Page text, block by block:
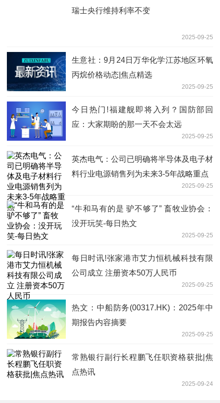
瑞士央行维持利率不变
2025-09-25
生意社：9月24日万华化学江苏地区环氧
丙烷价格动态|焦点精选
2025-09-25
今日热门!福建舰即将入列？国防部回
应：大家期盼的那一天不会太远
2025-09-25
英杰电气：公司已明确将半导体及电子材
料行业电源销售列为未来3-5年战略重点
2025-09-25
“牛和马有的是 驴不够了” 畜牧业协会：
没开玩笑-每日热文
2025-09-25
每日时讯!张家港市艾力恒机械科技有限
公司成立 注册资本50万人民币
2025-09-25
热文：中船防务(00317.HK)：2025年中
期报告内容摘要
2025-09-25
常熟银行副行长程鹏飞任职资格获批|焦
点热讯
2025-09-24